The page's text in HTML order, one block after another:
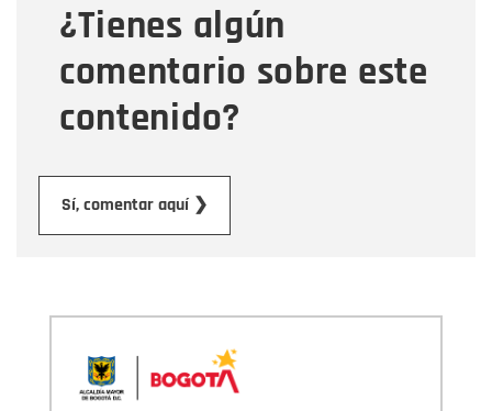
¿Tienes algún
comentario sobre este
contenido?
Sí, comentar aquí ❯
Mensaje